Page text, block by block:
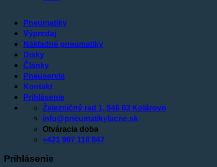
Pneumatiky
Výpredaj
Nákladné pneumatiky
Disky
Články
Pneuservis
Kontakt
Prihlásenie
Železničný rad 1, 946 03 Kolárovo
info@pneumatikylacne.sk
Otváracia doba
+421 907 118 847
Prihlásenie